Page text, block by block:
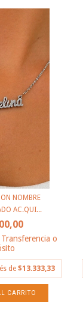
NOMBRE
AC.QUI...
Transferencia o
de$13.333,33